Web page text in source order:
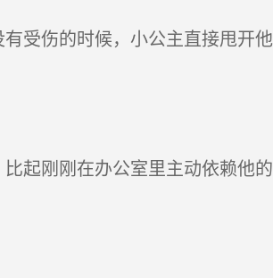
受伤的时候，小公主直接甩开他
起刚刚在办公室里主动依赖他的